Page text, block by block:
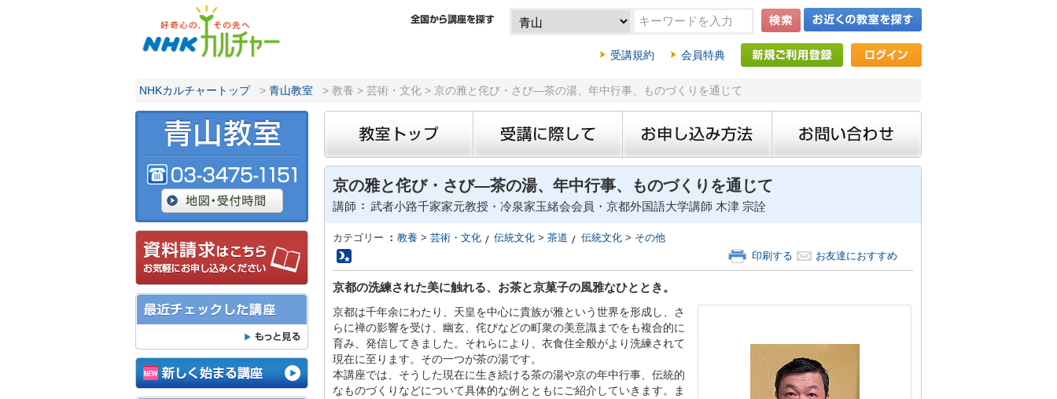
受講規約 会員特典
NHKカルチャートップ > 青山教室 > 教養 > 芸術・文化 > 京の雅と侘び・さび―茶の湯、年中行事、ものづくりを通じて
京の雅と侘び・さび―茶の湯、年中行事、ものづくりを通じて
講師 武者小路千家家元教授・冷泉家玉緒会会員・京都外国語大学講師 木津 宗詮
カテゴリー 教養> 芸術・文化 伝統文化 >茶道 伝統文化 > その他
印刷する
お友達におすすめ
京都の洗練された美に触れる、お茶と京菓子の風雅なひととき。
京都は千年余にわたり、天皇を中心に貴族が雅という世界を形成し、さ
らに禅の影響を受け、幽玄、侘びなどの町衆の美意識までをも複合的に
育み、発信してきました。それらにより、衣食住全般がより洗練されて
現在に至ります。その一つが茶の湯です。
本講座では、そうした現在に生き続ける茶の湯や京の年中行事、伝統的
なものづくりなどについて具体的な例とともにご紹介していきます。ま